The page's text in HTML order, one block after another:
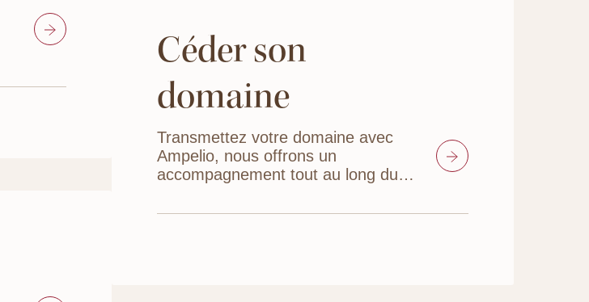
Céder son
domaine
Transmettez votre domaine avec
Ampelio, nous offrons un
accompagnement tout au long du
sereine possible.